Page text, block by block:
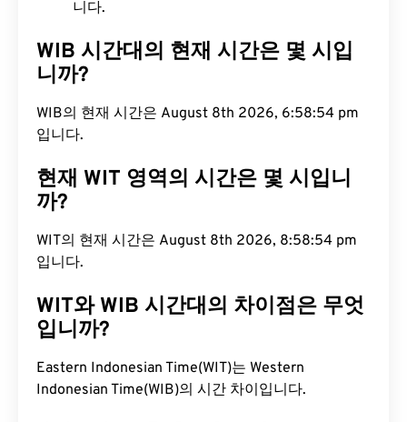
니다.
WIB 시간대의 현재 시간은 몇 시입
니까?
WIB의 현재 시간은 August 8th 2026, 6:58:55 pm
입니다.
현재 WIT 영역의 시간은 몇 시입니
까?
WIT의 현재 시간은 August 8th 2026, 8:58:55 pm
입니다.
WIT와 WIB 시간대의 차이점은 무엇
입니까?
Eastern Indonesian Time(WIT)는 Western
Indonesian Time(WIB)의 시간 차이입니다.